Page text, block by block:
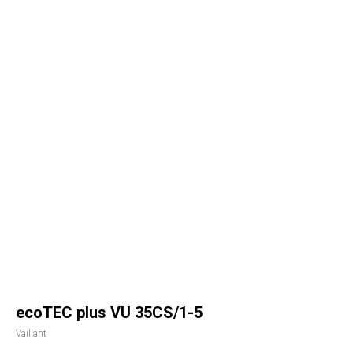
ecoTEC plus VU 35CS/1-5
Vaillant